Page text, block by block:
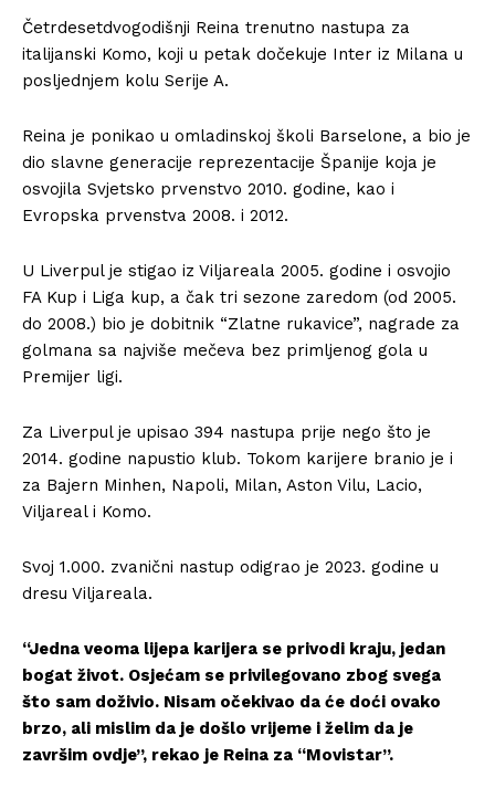
Četrdesetdvogodišnji Reina trenutno nastupa za
italijanski Komo, koji u petak dočekuje Inter iz Milana u
posljednjem kolu Serije A.
Reina je ponikao u omladinskoj školi Barselone, a bio je
dio slavne generacije reprezentacije Španije koja je
osvojila Svjetsko prvenstvo 2010. godine, kao i
Evropska prvenstva 2008. i 2012.
U Liverpul je stigao iz Viljareala 2005. godine i osvojio
FA Kup i Liga kup, a čak tri sezone zaredom (od 2005.
do 2008.) bio je dobitnik “Zlatne rukavice”, nagrade za
golmana sa najviše mečeva bez primljenog gola u
Premijer ligi.
Za Liverpul je upisao 394 nastupa prije nego što je
2014. godine napustio klub. Tokom karijere branio je i
za Bajern Minhen, Napoli, Milan, Aston Vilu, Lacio,
Viljareal i Komo.
Svoj 1.000. zvanični nastup odigrao je 2023. godine u
dresu Viljareala.
“Jedna veoma lijepa karijera se privodi kraju, jedan
bogat život. Osjećam se privilegovano zbog svega
što sam doživio. Nisam očekivao da će doći ovako
brzo, ali mislim da je došlo vrijeme i želim da je
završim ovdje”, rekao je Reina za “Movistar”.